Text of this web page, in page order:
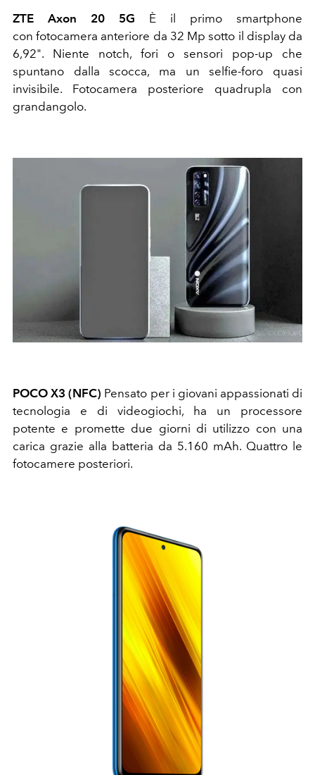
ZTE Axon 20 5G È il primo smartphone
con fotocamera anteriore da 32 Mp sotto il display da
6,92". Niente notch, fori o sensori pop-up che
spuntano dalla scocca, ma un selfie-foro quasi
invisibile. Fotocamera posteriore quadrupla con
grandangolo.
POCO X3 (NFC) Pensato per i giovani appassionati di
tecnologia e di videogiochi, ha un processore
potente e promette due giorni di utilizzo con una
carica grazie alla batteria da 5.160 mAh. Quattro le
fotocamere posteriori.